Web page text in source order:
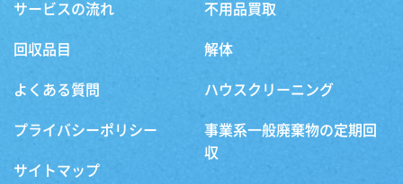
サービスの流れ
回収品目
よくある質問
プライバシーポリシー
サイトマップ
不用品買取
解体
ハウスクリーニング
事業系一般廃棄物の定期回
収